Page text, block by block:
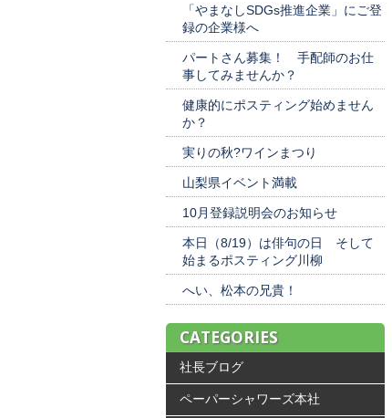
「やまなしSDGs推進企業」にご登
録の企業様へ
パートさん募集！ 手配師のお仕
事してみませんか？
健康的にポスティング始めません
か？
実りの秋?ワインまつり
山梨県イベント満載
10月登録説明会のお知らせ
本日（8/19）は俳句の日 そして
始まるポスティング川柳
へい、松本の兄貴！
CATEGORIES
社長ブログ
ペーパーシャワーズ本社